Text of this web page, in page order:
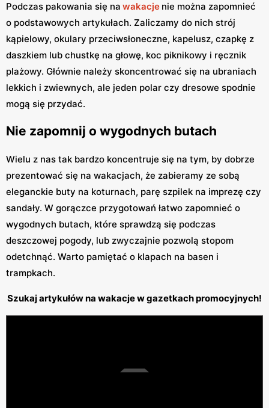
Podczas pakowania się na wakacje nie można zapomnieć
o podstawowych artykułach. Zaliczamy do nich strój
kąpielowy, okulary przeciwsłoneczne, kapelusz, czapkę z
daszkiem lub chustkę na głowę, koc piknikowy i ręcznik
plażowy. Głównie należy skoncentrować się na ubraniach
lekkich i zwiewnych, ale jeden polar czy dresowe spodnie
mogą się przydać.
Nie zapomnij o wygodnych butach
Wielu z nas tak bardzo koncentruje się na tym, by dobrze
prezentować się na wakacjach, że zabieramy ze sobą
eleganckie buty na koturnach, parę szpilek na imprezę czy
sandały. W gorączce przygotowań łatwo zapomnieć o
wygodnych butach, które sprawdzą się podczas
deszczowej pogody, lub zwyczajnie pozwolą stopom
odetchnąć. Warto pamiętać o klapach na basen i
trampkach.
Szukaj artykułów na wakacje w gazetkach promocyjnych!